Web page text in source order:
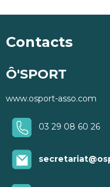
Contacts
Ô'SPORT
www.osport-asso.com
03 29 08 60 26